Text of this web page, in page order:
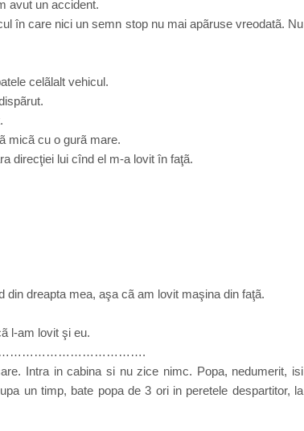
avut un accident.
în care nici un semn stop nu mai apãruse vreodatã. Nu
celãlalt vehicul.
micã cu o gurã mare.
direcţiei lui cînd el m-a lovit în faţã.
dreapta mea, aşa cã am lovit maşina din faţã.
l-am lovit şi eu.
Intra in cabina si nu zice nimc. Popa, nedumerit, isi
un timp, bate popa de 3 ori in peretele despartitor, la